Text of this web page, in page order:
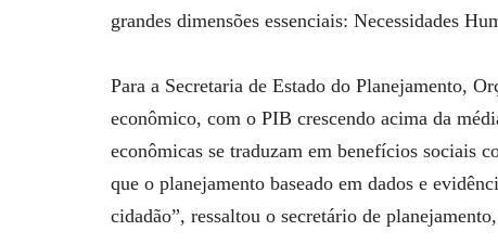
grandes dimensões essenciais: Necessidades
Para a Secretaria de Estado do Planejamento,
econômico, com o PIB crescendo acima da
econômicas se traduzam em benefícios sociais
que o planejamento baseado em dados e
cidadão”, ressaltou o secretário de